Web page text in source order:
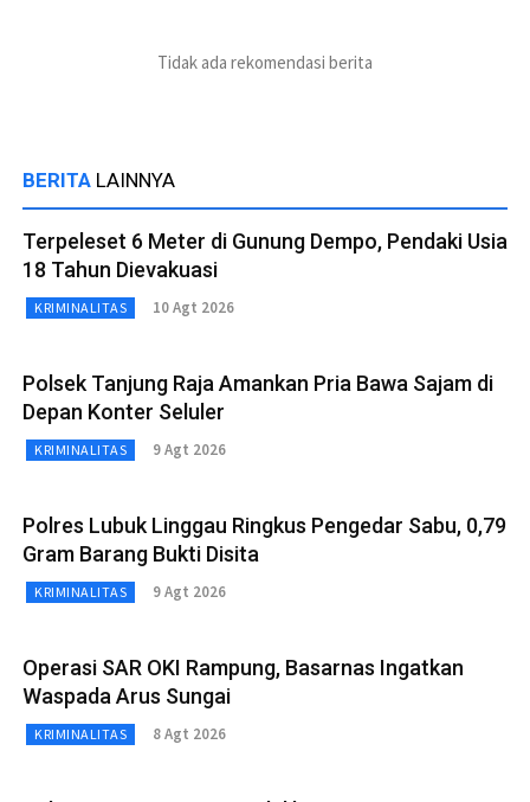
Tidak ada rekomendasi berita
BERITA LAINNYA
Terpeleset 6 Meter di Gunung Dempo, Pendaki Usia
18 Tahun Dievakuasi
KRIMINALITAS 10 Agt 2026
Polsek Tanjung Raja Amankan Pria Bawa Sajam di
Depan Konter Seluler
KRIMINALITAS 9 Agt 2026
Polres Lubuk Linggau Ringkus Pengedar Sabu, 0,79
Gram Barang Bukti Disita
KRIMINALITAS 9 Agt 2026
Operasi SAR OKI Rampung, Basarnas Ingatkan
Waspada Arus Sungai
KRIMINALITAS 8 Agt 2026